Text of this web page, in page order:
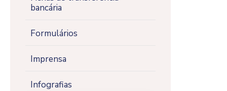
bancária
Formulários
Imprensa
Infografias